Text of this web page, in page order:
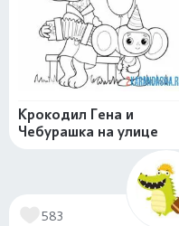
Крокодил Гена и
Чебурашка на улице
583